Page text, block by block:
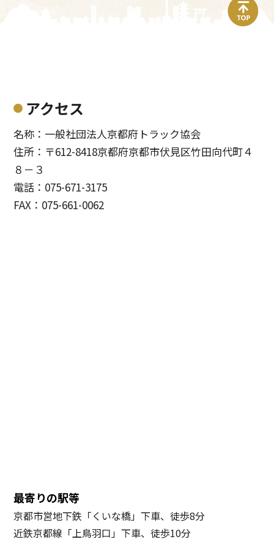
top
アクセス
名称：一般社団法人京都府トラック協会
住所：〒612-8418京都府京都市伏見区竹田向代町４
８－３
電話：075-671-3175
FAX：075-661-0062
最寄りの駅等
京都市営地下鉄「くいな橋」下車、徒歩8分
近鉄京都線「上鳥羽口」下車、徒歩10分